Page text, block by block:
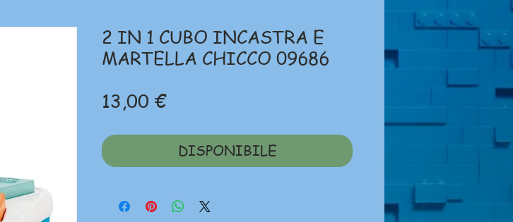
2 IN 1 CUBO INCASTRA E
MARTELLA CHICCO 09686
13,00 €Prezzo
DISPONIBILE